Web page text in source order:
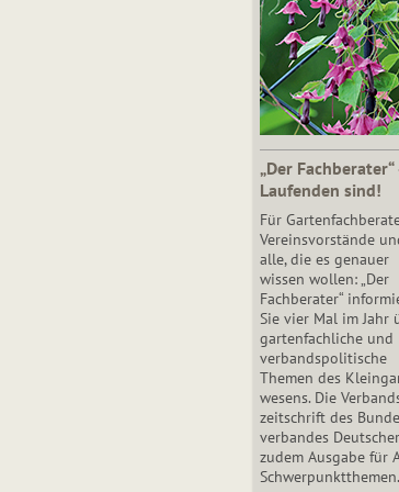
„Der
Laufenden sind!
Für
Vereinsvorstände
alle, die es genauer
wissen wollen: „Der
Fachberater“
Sie vier Mal im Jahr
gartenfachliche und
verbandspolitische
Themen des
wesens. Die
zeit­schrift des
ver­ban­des
zudem Ausgabe für
Schwer­punkt­the­men.